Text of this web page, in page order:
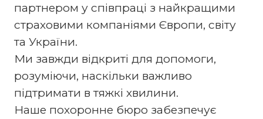
партнером у співпраці з найкращими
страховими компаніями Європи, світу
та України.
Ми завжди відкриті для допомоги,
розуміючи, наскільки важливо
підтримати в тяжкі хвилини.
Наше похоронне бюро забезпечує